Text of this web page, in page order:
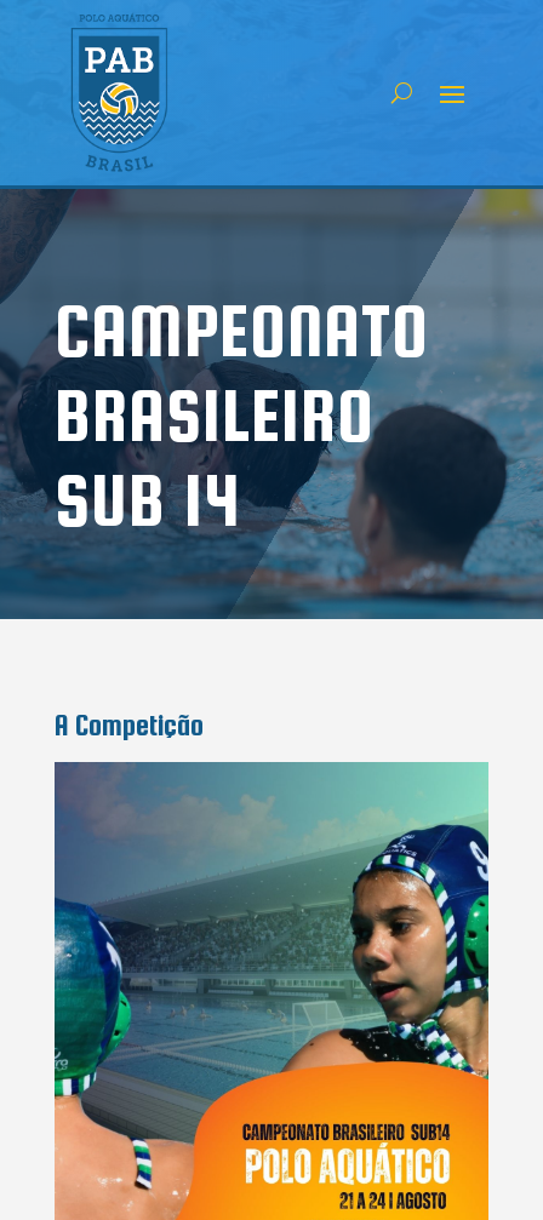
CAMPEONATO
BRASILEIRO
SUB 14
A Competição